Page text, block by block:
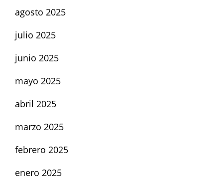
agosto 2025
julio 2025
junio 2025
mayo 2025
abril 2025
marzo 2025
febrero 2025
enero 2025